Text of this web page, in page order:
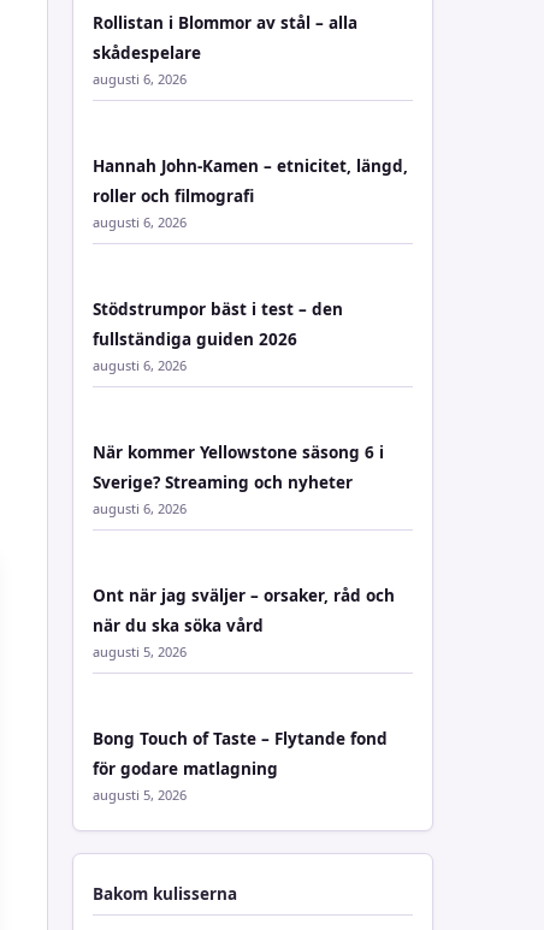
Rollistan i Blommor av stål – alla
skådespelare
augusti 6, 2026
Hannah John-Kamen – etnicitet, längd,
roller och filmografi
augusti 6, 2026
Stödstrumpor bäst i test – den
fullständiga guiden 2026
augusti 6, 2026
När kommer Yellowstone säsong 6 i
Sverige? Streaming och nyheter
augusti 6, 2026
Ont när jag sväljer – orsaker, råd och
när du ska söka vård
augusti 5, 2026
Bong Touch of Taste – Flytande fond
för godare matlagning
augusti 5, 2026
Bakom kulisserna